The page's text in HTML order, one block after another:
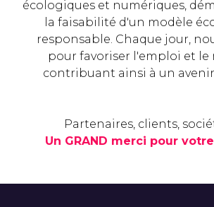
écologiques et numériques,
la faisabilité d'un modèle
responsable. Chaque jour,
pour favoriser l'emploi et le
contribuant ainsi à un
Partenaires, clients,
Un GRAND merci pour